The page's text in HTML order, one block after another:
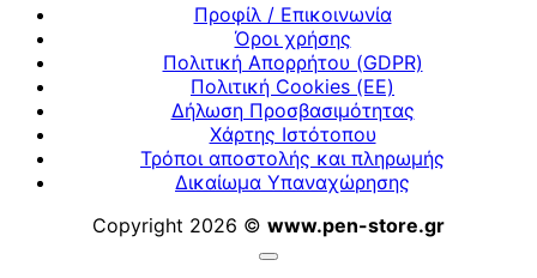
Προφίλ / Επικοινωνία
Όροι χρήσης
Πολιτική Απορρήτου (GDPR)
Πολιτική Cookies (ΕΕ)
Δήλωση Προσβασιμότητας
Χάρτης Ιστότοπου
Τρόποι αποστολής και πληρωμής
Δικαίωμα Υπαναχώρησης
Copyright 2026 © www.pen-store.gr